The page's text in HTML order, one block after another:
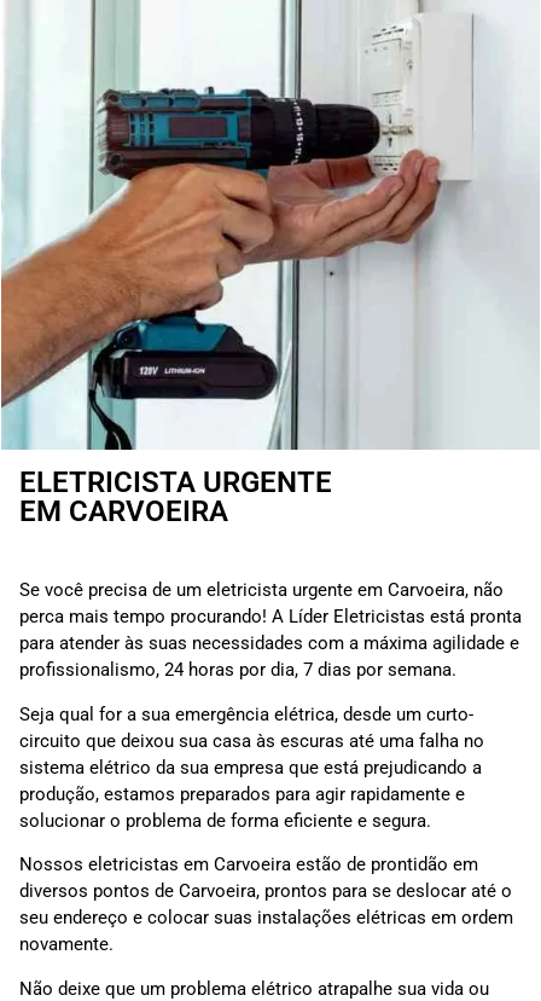
ELETRICISTA URGENTE
EM CARVOEIRA
Se você precisa de um eletricista urgente em Carvoeira, não
perca mais tempo procurando! A Líder Eletricistas está pronta
para atender às suas necessidades com a máxima agilidade e
profissionalismo, 24 horas por dia, 7 dias por semana.
Seja qual for a sua emergência elétrica, desde um curto-
circuito que deixou sua casa às escuras até uma falha no
sistema elétrico da sua empresa que está prejudicando a
produção, estamos preparados para agir rapidamente e
solucionar o problema de forma eficiente e segura.
Nossos eletricistas em Carvoeira estão de prontidão em
diversos pontos de Carvoeira, prontos para se deslocar até o
seu endereço e colocar suas instalações elétricas em ordem
novamente.
Não deixe que um problema elétrico atrapalhe sua vida ou